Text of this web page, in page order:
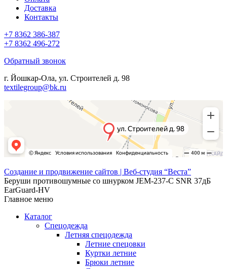
Доставка
Контакты
+7 8362 386-387
+7 8362 496-272
Обратный звонок
г. Йошкар-Ола, ул. Строителей д. 98
textilegroup@bk.ru
Создание и продвижение сайтов | Веб-студия “Веста”
Беруши противошумные со шнурком JEM-237-C SNR 37дБ
EarGuard-HV
Главное меню
Каталог
Спецодежда
Летняя спецодежда
Летние спецовки
Куртки летние
Брюки летние